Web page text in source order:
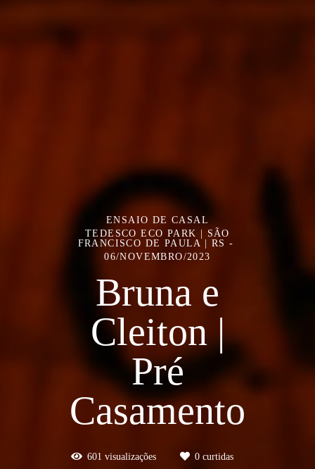
ENSAIO DE CASAL
TEDESCO ECO PARK | SÃO
FRANCISCO DE PAULA | RS
06/NOVEMBRO/2023
Bruna e
Cleiton |
Pré
Casamento
601 visualizações 0 curtidas